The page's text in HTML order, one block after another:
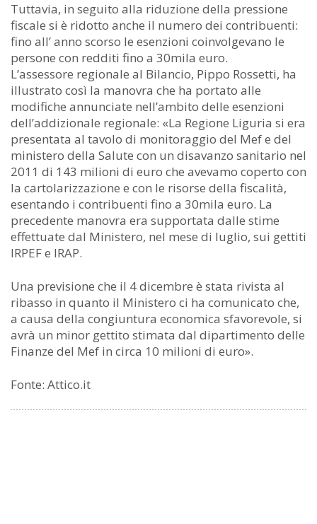
Tuttavia, in seguito alla riduzione della pressione
fiscale si è ridotto anche il numero dei contribuenti:
fino all’ anno scorso le esenzioni coinvolgevano le
persone con redditi fino a 30mila euro.
L’assessore regionale al Bilancio, Pippo Rossetti, ha
illustrato così la manovra che ha portato alle
modifiche annunciate nell’ambito delle esenzioni
dell’addizionale regionale: «La Regione Liguria si era
presentata al tavolo di monitoraggio del Mef e del
ministero della Salute con un disavanzo sanitario nel
2011 di 143 milioni di euro che avevamo coperto con
la cartolarizzazione e con le risorse della fiscalità,
esentando i contribuenti fino a 30mila euro. La
precedente manovra era supportata dalle stime
effettuate dal Ministero, nel mese di luglio, sui gettiti
IRPEF e IRAP.
Una previsione che il 4 dicembre è stata rivista al
ribasso in quanto il Ministero ci ha comunicato che,
a causa della congiuntura economica sfavorevole, si
avrà un minor gettito stimata dal dipartimento delle
Finanze del Mef in circa 10 milioni di euro».
Fonte: Attico.it